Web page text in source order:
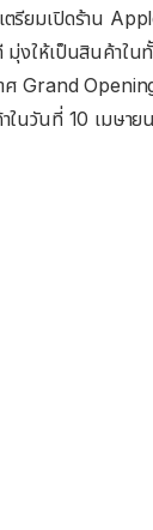
ตรียมเปิดร้าน
งให้เป็นสินค้าใน
ศ Grand
าในวันที่ 10 เมษ